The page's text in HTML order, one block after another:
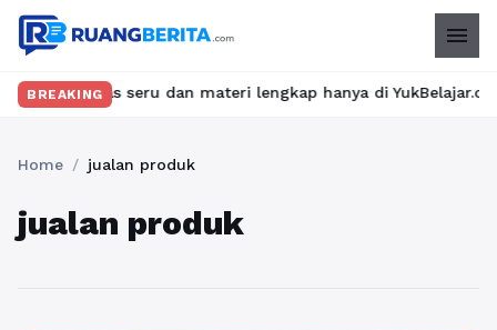
menu
BREAKING
kelas seru dan materi lengkap hanya di YukBelajar.com.
Home / jualan produk
jualan produk